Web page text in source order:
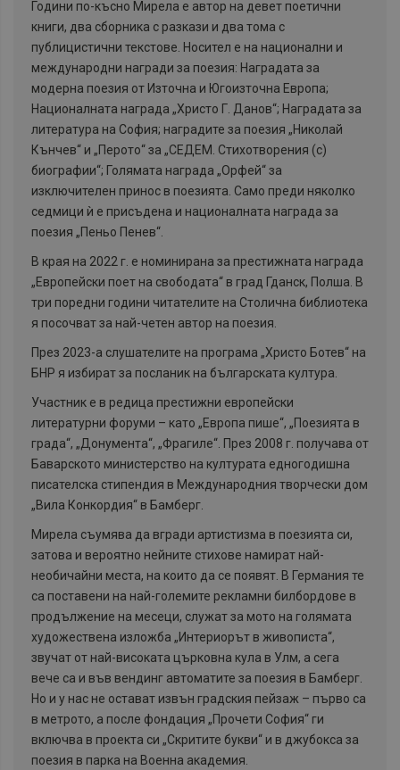
Години по-късно Мирела е автор на девет поетични
книги, два сборника с разкази и два тома с
публицистични текстове. Носител е на национални и
международни награди за поезия: Наградата за
модерна поезия от Източна и Югоизточна Европа;
Националната награда „Христо Г. Данов“; Наградата за
литература на София; наградите за поезия „Николай
Кънчев“ и „Перото“ за „СЕДЕМ. Стихотворения (с)
биографии“; Голямата награда „Орфей“ за
изключителен принос в поезията. Само преди няколко
седмици ѝ е присъдена и националната награда за
поезия „Пеньо Пенев“.
В края на 2022 г. е номинирана за престижната награда
„Европейски поет на свободата“ в град Гданск, Полша. В
три поредни години читателите на Столична библиотека
я посочват за най-четен автор на поезия.
През 2023-а слушателите на програма „Христо Ботев“ на
БНР я избират за посланик на българската култура.
Участник е в редица престижни европейски
литературни форуми – като „Европа пише“, „Поезията в
града“, „Донумента“, „Фрагиле“. През 2008 г. получава от
Баварското министерство на културата едногодишна
писателска стипендия в Международния творчески дом
„Вила Конкордия“ в Бамберг.
Мирела съумява да вгради артистизма в поезията си,
затова и вероятно нейните стихове намират най-
необичайни места, на които да се появят. В Германия те
са поставени на най-големите рекламни билбордове в
продължение на месеци, служат за мото на голямата
художествена изложба „Интериорът в живописта“,
звучат от най-високата църковна кула в Улм, а сега
вече са и във вендинг автоматите за поезия в Бамберг.
Но и у нас не остават извън градския пейзаж – първо са
в метрото, а после фондация „Прочети София“ ги
включва в проекта си „Скритите букви“ и в джубокса за
поезия в парка на Военна академия.